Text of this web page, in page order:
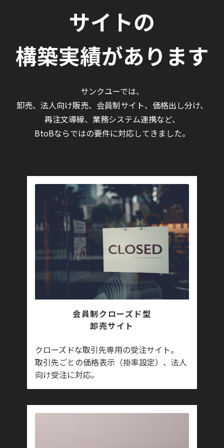
サイトの
構築実績があります
サンクユーでは、
卸売、法人向け販売、会員制サイト、価格出し分け、
再注文導線、業務システム連携など、
BtoBならではの要件に対応してきました。
会員制クローズド型
卸売サイト
クローズドな取引先専用の受注サイト。
取引先ごとの価格表示（掛率設定）、法人
向け受注に対応。